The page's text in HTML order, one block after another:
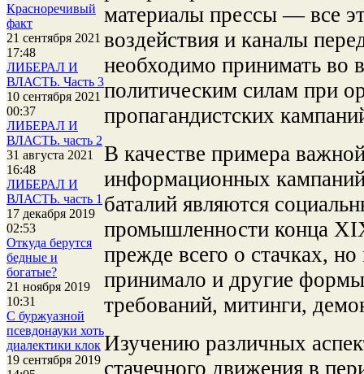
Красноречивый
факт
21 сентября 2021
17:48
ЛИБЕРАЛ И
ВЛАСТЬ. Часть 3
10 сентября 2021
00:37
ЛИБЕРАЛ И
ВЛАСТЬ. часть 2
31 августа 2021
16:48
ЛИБЕРАЛ И
ВЛАСТЬ. часть 1
17 декабря 2019
02:53
Откуда берутся
бедные и
богатые?
21 ноября 2019
10:31
С буржуазной
псевдонауки хоть
диалектики клок
19 сентября 2019
материалы прессы — все
воздействия и каналы
необходимо принимать во
политическим силам при
пропагандистских
В качестве примера
информационных
баталий являются
промышленности конца
прежде всего о стачках,
принимало и другие
требований, митинги,
Изучению различных
стачечного движения в